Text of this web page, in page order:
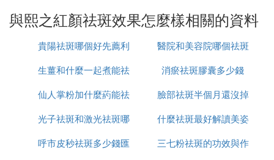
與熙之紅顏祛斑效果怎麼樣相關的資料
貴陽祛斑哪個好先薦利
美康
醫院和美容院哪個祛斑
好
生薑和什麼一起煮能祛
斑
消瘀祛斑膠囊多少錢
仙人掌粉加什麼葯能祛
斑
臉部祛斑半個月還沒掉
痂怎麼辦
光子祛斑和激光祛斑哪
個更安全
什麼祛斑最好解讀美姿
爾
呼市皮秒祛斑多少錢匯
三七粉祛斑的功效與作